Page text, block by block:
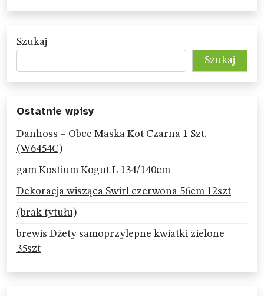
Szukaj
Szukaj
Ostatnie wpisy
Danhoss – Obce Maska Kot Czarna 1 Szt.
(W6454C)
gam Kostium Kogut L 134/140cm
Dekoracja wisząca Swirl czerwona 56cm 12szt
(brak tytułu)
brewis Dżety samoprzylepne kwiatki zielone
35szt